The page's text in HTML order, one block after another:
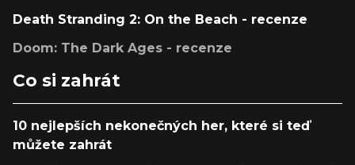
Death Stranding 2: On the Beach - recenze
Doom: The Dark Ages - recenze
Co si zahrát
10 nejlepších nekonečných her, které si teď
můžete zahrát